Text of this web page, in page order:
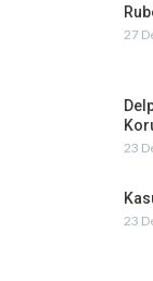
27
23
23